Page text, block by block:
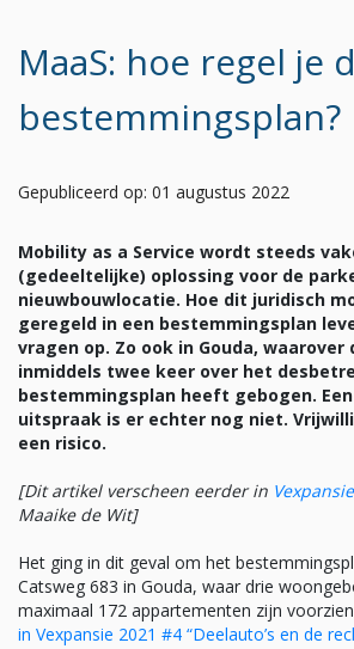
MaaS: hoe regel je
bestemmingsplan?
Gepubliceerd op: 01 augustus 2022
Mobility as a Service wordt steeds
(gedeeltelijke) oplossing voor de
nieuwbouwlocatie. Hoe dit juridisch
geregeld in een bestemmingsplan
vragen op. Zo ook in Gouda,
inmiddels twee keer over het
bestemmingsplan heeft gebogen.
uitspraak is er echter nog niet.
een risico.
[Dit artikel verscheen eerder in
Maaike de Wit]
Het ging in dit geval om het
Catsweg 683 in Gouda, waar drie
maximaal 172 appartementen zijn
in Vexpansie 2021 #4 “Deelauto’s en de